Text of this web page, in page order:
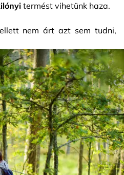
termést vihetünk haza.
nem árt azt sem tudni,